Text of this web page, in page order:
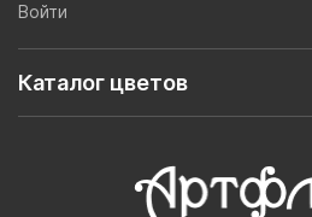
Войти
Каталог цветов